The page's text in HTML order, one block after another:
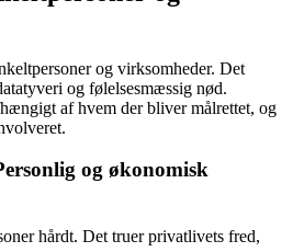
og virksomheder. Det
og følelsesmæssig nød.
af hvem der bliver målrettet, og
og økonomisk
hårdt. Det truer privatlivets fred,